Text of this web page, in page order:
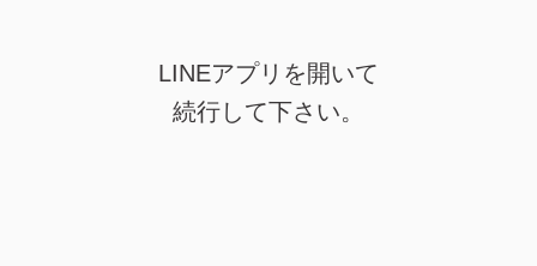
LINEアプリを開いて
続行して下さい。